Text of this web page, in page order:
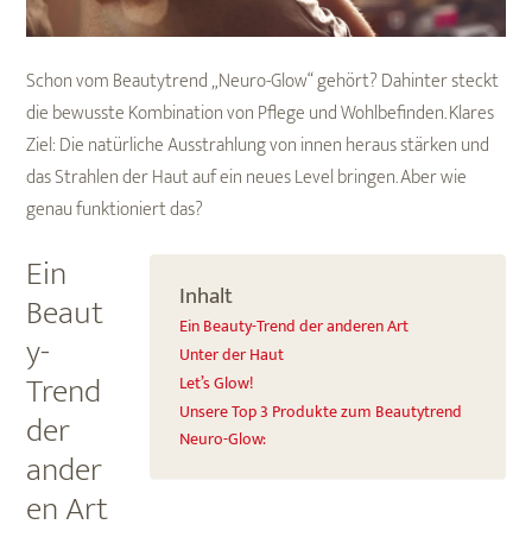
Schon vom Beautytrend „Neuro-Glow“ gehört? Dahinter steckt
die bewusste Kombination von Pflege und Wohlbefinden. Klares
Ziel: Die natürliche Ausstrahlung von innen heraus stärken und
das Strahlen der Haut auf ein neues Level bringen. Aber wie
genau funktioniert das?
Inhalt
Ein Beauty-Trend der anderen Art
Unter der Haut
Let’s Glow!
Unsere Top 3 Produkte zum Beautytrend
Neuro-Glow:
Ein
Beaut
y-
Trend
der
ander
en Art